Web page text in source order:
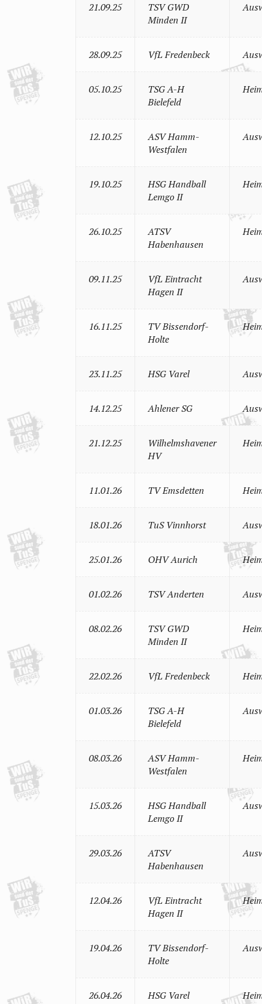
21.09.25
TSV GWD
Minden II
28.09.25 VfL Fredenbeck
05.10.25
TSG A-H
Bielefeld
12.10.25
ASV Hamm-
Westfalen
19.10.25
HSG Handball
Lemgo II
26.10.25
ATSV
Habenhausen
09.11.25
VfL Eintracht
Hagen II
16.11.25
TV Bissendorf-
Holte
23.11.25 HSG Varel
14.12.25 Ahlener SG
21.12.25
Wilhelmshavener
HV
11.01.26 TV Emsdetten
18.01.26 TuS Vinnhorst
25.01.26 OHV Aurich
01.02.26 TSV Anderten
08.02.26
TSV GWD
Minden II
22.02.26 VfL Fredenbeck
01.03.26
TSG A-H
Bielefeld
08.03.26
ASV Hamm-
Westfalen
15.03.26
HSG Handball
Lemgo II
29.03.26
ATSV
Habenhausen
12.04.26
VfL Eintracht
Hagen II
19.04.26
TV Bissendorf-
Holte
26.04.26 HSG Varel